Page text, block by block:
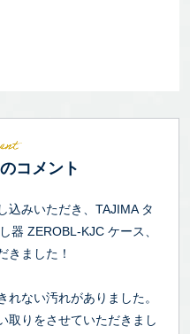
コメント
込みいただき、TAJIMA タ
器 ZEROBL-KJC ケース、
きました！
ない汚れがありました。
取りをさせていただきまし